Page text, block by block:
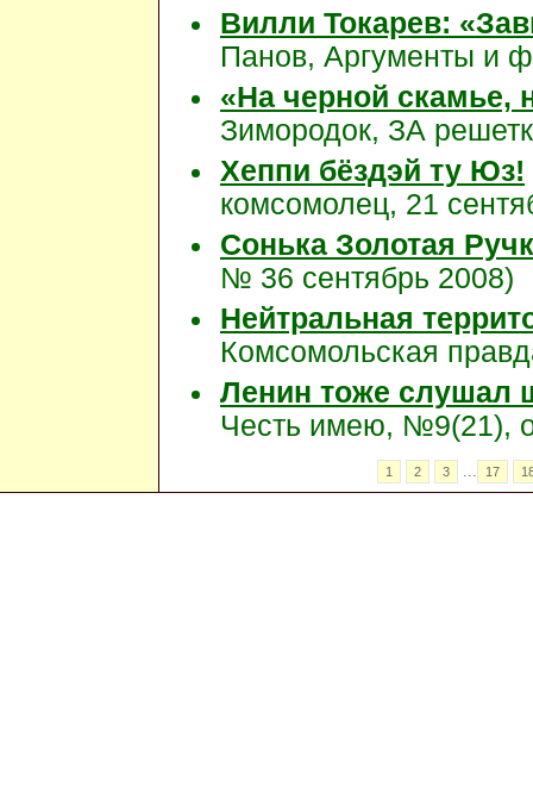
Вилли Токарев:
Панов, Аргументы и
«На черной скамье,
Зимородок, ЗА
Хеппи бёздэй ту Юз!
комсомолец, 21
Сонька Золотая
№ 36 сентябрь 2008)
Нейтральная
Комсомольская
Ленин тоже слушал
Честь имею, №9(21),
1 2 3 ... 17